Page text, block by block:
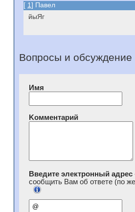
[ 1] Павел
йыЯг
Вопросы и обсуждение
Имя
Kомментарий
Введите электронный адрес
сообщить Вам об ответе (по